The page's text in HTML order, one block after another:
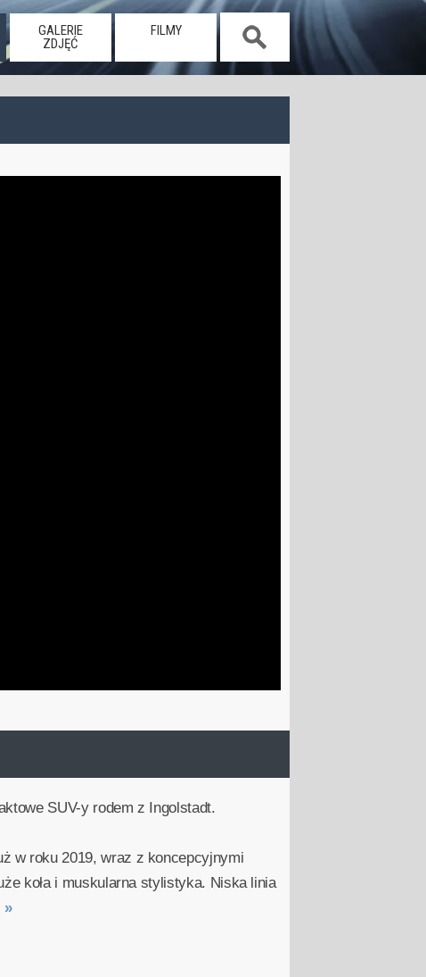
GALERIE
ZDJĘĆ
FILMY
SUV-y rodem z Ingolstadt.
w roku 2019, wraz z koncepcyjnymi
koła i muskularna stylistyka. Niska linia
»